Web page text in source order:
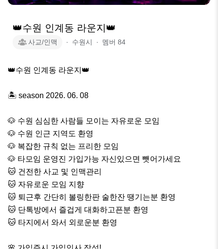
👑수원 인계동 라운지👑
사교/인맥 ∙ 수원시 ∙ 멤버 84
👑수원 인계동 라운지👑
🏝️ season 2026. 06. 08
🐶 수원 심심한 사람들 모이는 자유로운 모임
🐶 수원 인근 지역도 환영
🐶 복잡한 규칙 없는 프리한 모임
🐶 타모임 운영진 가입가능 자신있으면 뺏어가세요
🐱 건전한 사교 및 인맥관리
🐱 자유로운 모임 지향
🐱 퇴근후 간단히 볼링한판 술한잔 땡기는분 환영
🐱 단톡방에서 즐겁게 대화하고픈분 환영
🐱 타지에서 와서 외로운분 환영